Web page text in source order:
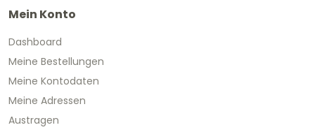
Mein Konto
Dashboard
Meine Bestellungen
Meine Kontodaten
Meine Adressen
Austragen